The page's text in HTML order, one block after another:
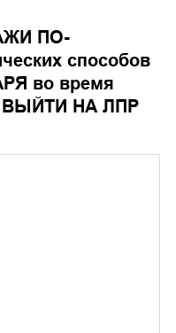
ПО-
способов
во время
ВЫЙТИ НА ЛПР